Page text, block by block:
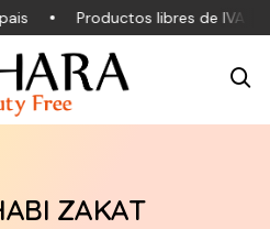
Productos libres de IVA
ZAKAT